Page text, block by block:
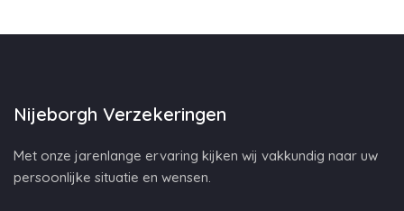
Nijeborgh Verzekeringen
Met onze jarenlange ervaring kijken wij vakkundig naar uw
persoonlijke situatie en wensen.